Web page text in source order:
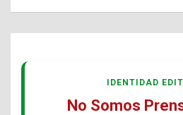
IDENTIDAD
No Somos